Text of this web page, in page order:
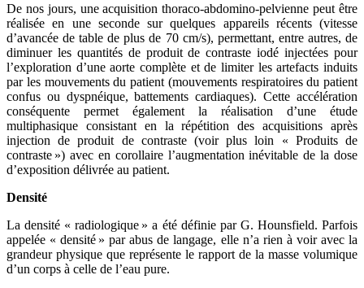
De nos jours, une acquisition thoraco-abdomino-pelvienne peut être
réalisée en une seconde sur quelques appareils récents (vitesse
d’avancée de table de plus de 70 cm/s), permettant, entre autres, de
diminuer les quantités de produit de contraste iodé injectées pour
l’exploration d’une aorte complète et de limiter les artefacts induits
par les mouvements du patient (mouvements respiratoires du patient
confus ou dyspnéique, battements cardiaques). Cette accélération
conséquente permet également la réalisation d’une étude
multiphasique consistant en la répétition des acquisitions après
injection de produit de contraste (voir plus loin « Produits de
contraste ») avec en corollaire l’augmentation inévitable de la dose
d’exposition délivrée au patient.
Densité
La densité « radiologique » a été définie par G. Hounsfield. Parfois
appelée « densité » par abus de langage, elle n’a rien à voir avec la
grandeur physique que représente le rapport de la masse volumique
d’un corps à celle de l’eau pure.